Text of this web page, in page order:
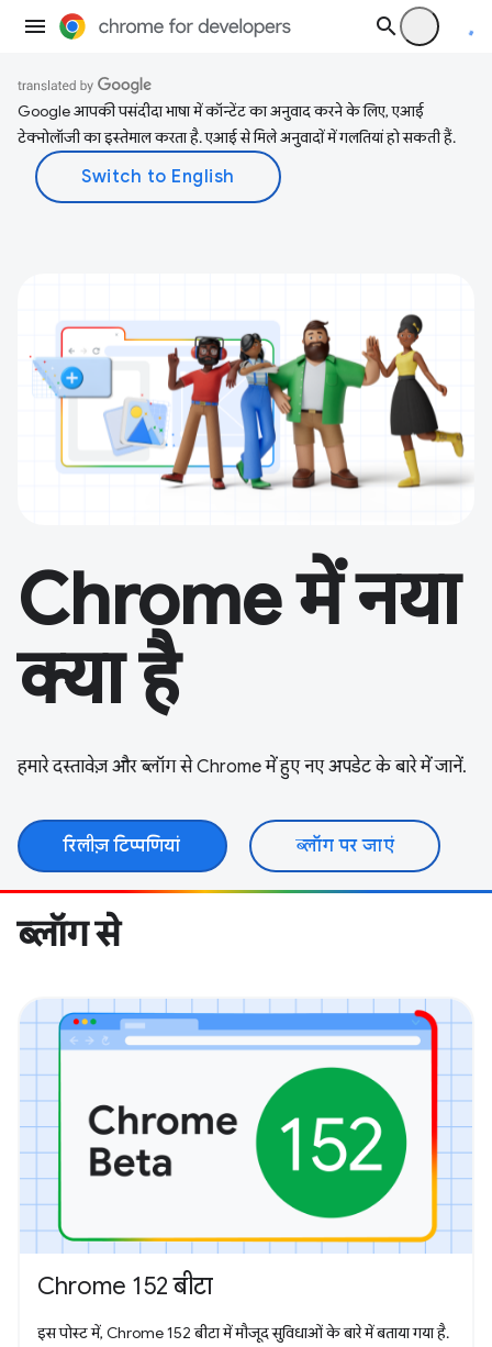
Google आपकी पसंदीदा भाषा में कॉन्टेंट का अनुवाद करने के लिए, एआई
टेक्नोलॉजी का इस्तेमाल करता है. एआई से मिले अनुवादों में गलतियां हो सकती हैं.
Chrome में नया
क्या है
हमारे दस्तावेज़ और ब्लॉग से Chrome में हुए नए अपडेट के बारे में जानें.
रिलीज़ टिप्पणियां ब्लॉग पर जाएं
ब्लॉग से
Chrome 152 बीटा
इस पोस्ट में, Chrome 152 बीटा में मौजूद सुविधाओं के बारे में बताया गया है.